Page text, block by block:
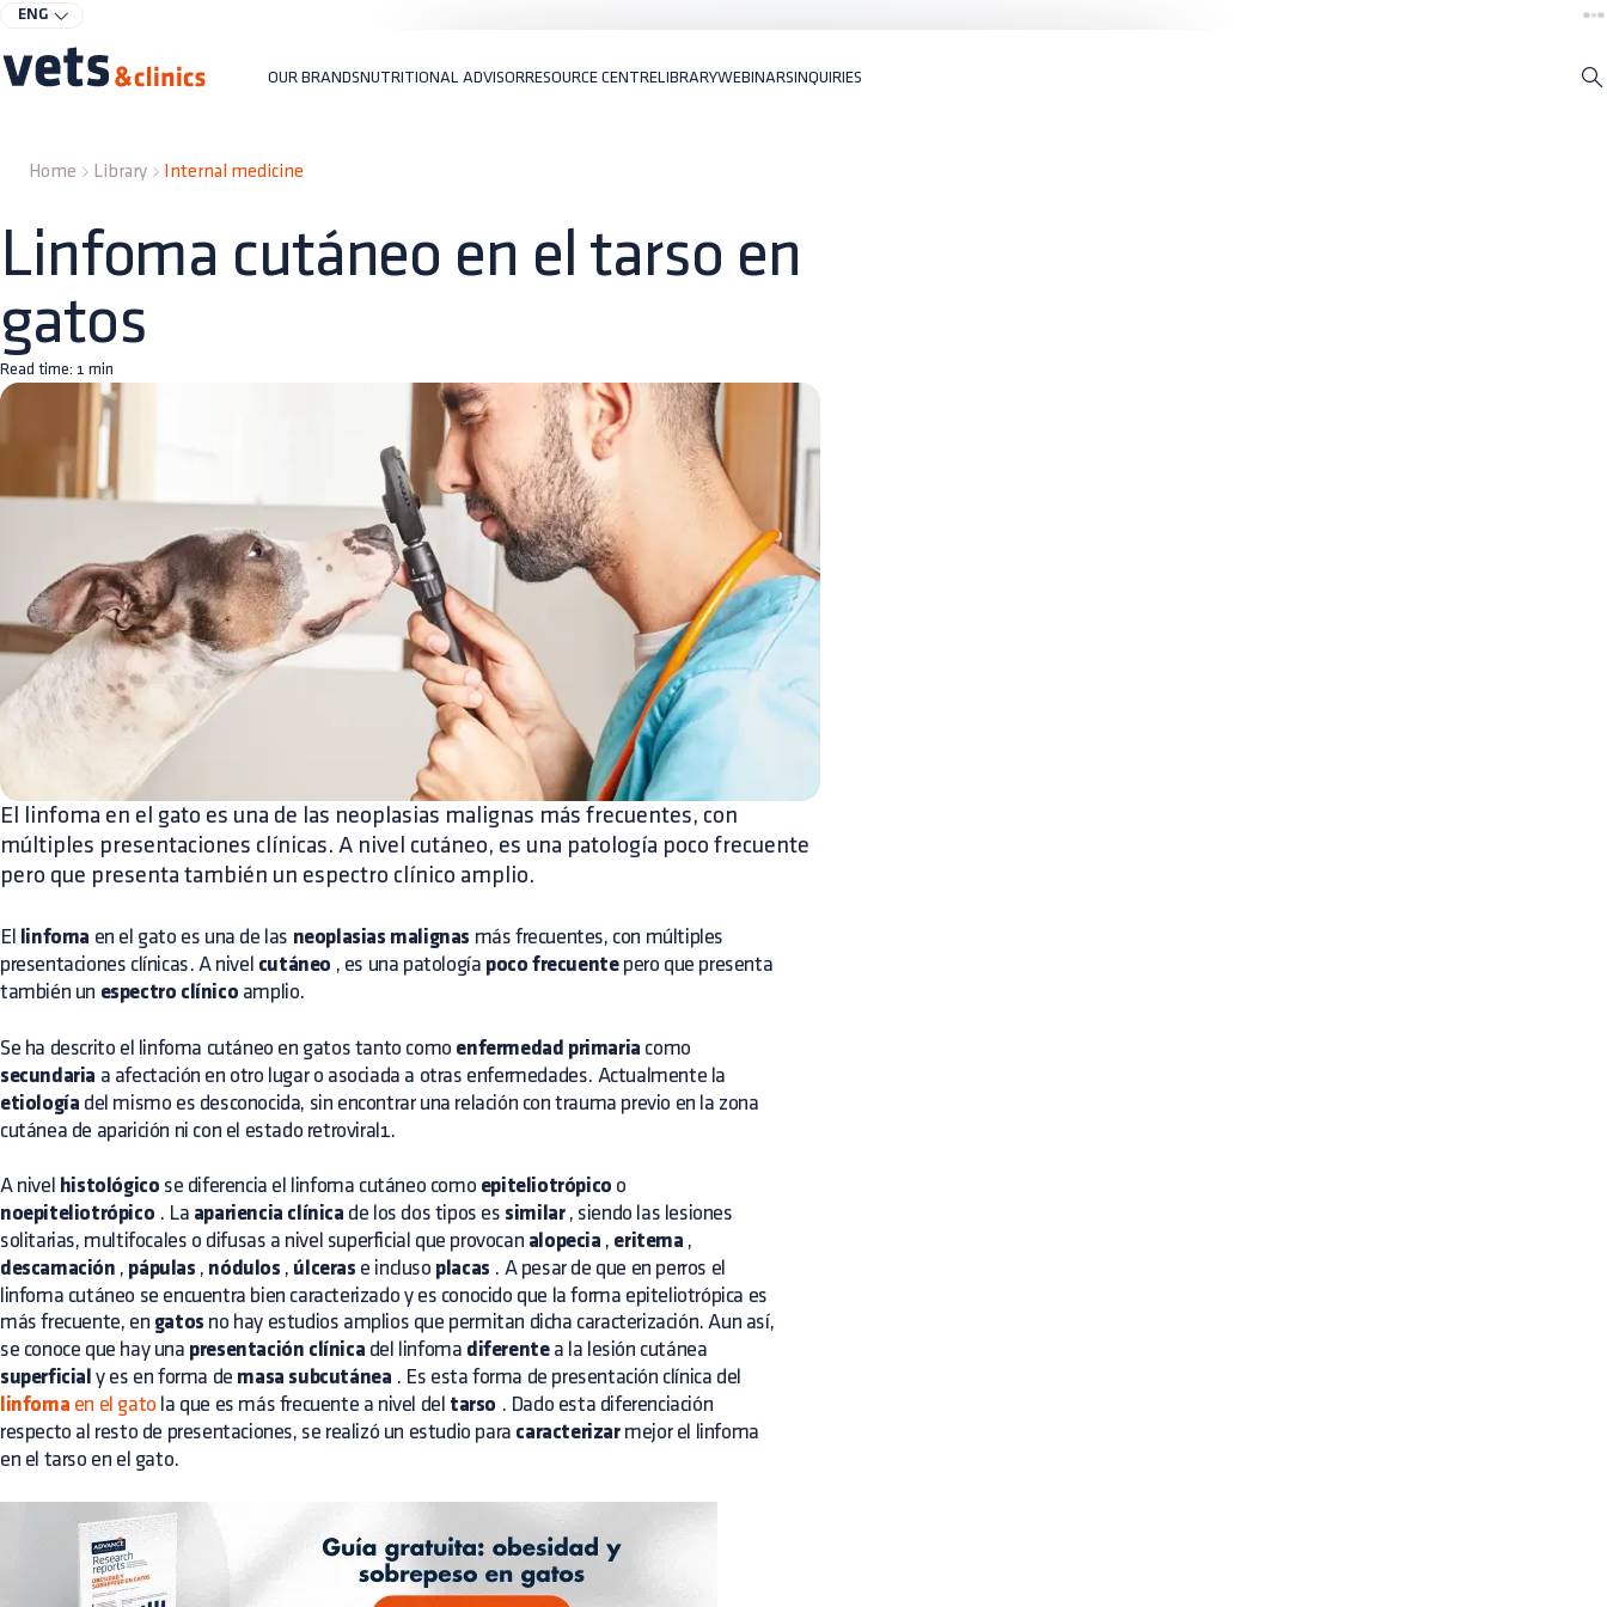
ENG
OUR BRANDSNUTRITIONAL ADVISORRESOURCE CENTRELIBRARYWEBINARSINQUIRIES
Home Library Internal medicine
Linfoma cutáneo en el tarso en
gatos
Read time: 1 min
El linfoma en el gato es una de las neoplasias malignas más frecuentes, con
múltiples presentaciones clínicas. A nivel cutáneo, es una patología poco frecuente
pero que presenta también un espectro clínico amplio.
El linfoma en el gato es una de las neoplasias malignas más frecuentes, con múltiples
presentaciones clínicas. A nivel cutáneo , es una patología poco frecuentepero que presenta
también un espectro clínico amplio.
Se ha descrito el linfoma cutáneo en gatos tanto como enfermedad primaria como
secundaria a afectación en otro lugar o asociada a otras enfermedades. Actualmente la
etiología del mismo es desconocida, sin encontrar una relación con trauma previo en la zona
cutánea de aparición ni con el estado retroviral1.
A nivel histológico se diferencia el linfoma cutáneo como epiteliotrópico o
noepiteliotrópico . La apariencia clínica de los dos tipos es similar, siendo las lesiones
solitarias, multifocales o difusas a nivel superficial que provocan alopecia , eritema ,
descamación , pápulas , nódulos , úlceras e incluso placas . A pesar de que en perros el
linfoma cutáneo se encuentra bien caracterizado y es conocido que la forma epiteliotrópica es
más frecuente, en gatos no hay estudios amplios que permitan dicha caracterización. Aun así,
se conoce que hay una presentación clínica del linfoma diferentea la lesión cutánea
superficial y es en forma de masa subcutánea . Es esta forma de presentación clínica del
linfoma en el gato la que es más frecuente a nivel del tarso . Dado esta diferenciación
respecto al resto de presentaciones, se realizó un estudio para caracterizarmejor el linfoma
en el tarso en el gato.